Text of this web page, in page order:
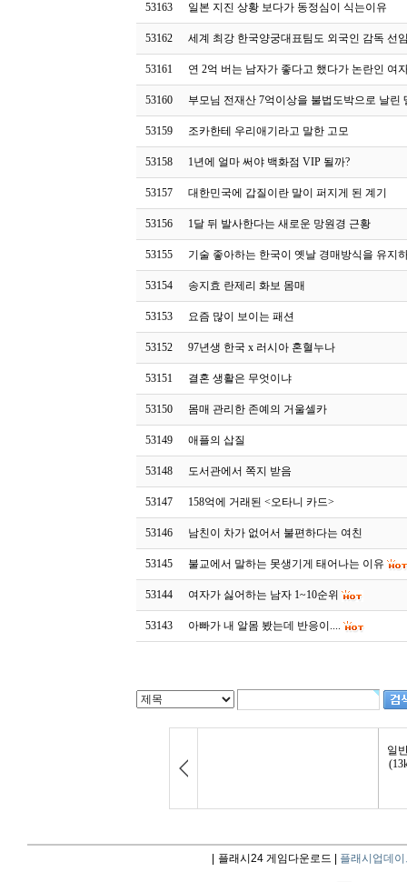
53163 일본 지진 상황 보다가 동정심이 식는이유
53162 세계 최강 한국양궁대표팀도 외국인 감독 선
53161 연 2억 버는 남자가 좋다고 했다가 논란인 여
53160 부모님 전재산 7억이상을 불법도박으로 날린
53159 조카한테 우리애기라고 말한 고모
53158 1년에 얼마 써야 백화점 VIP 될까?
53157 대한민국에 갑질이란 말이 퍼지게 된 계기
53156 1달 뒤 발사한다는 새로운 망원경 근황
53155 기술 좋아하는 한국이 옛날 경매방식을 유지
53154 송지효 란제리 화보 몸매
53153 요즘 많이 보이는 패션
53152 97년생 한국 x 러시아 혼혈누나
53151 결혼 생활은 무엇이냐
53150 몸매 관리한 존예의 거울셀카
53149 애플의 삽질
53148 도서관에서 쪽지 받음
53147 158억에 거래된 <오타니 카드>
53146 남친이 차가 없어서 불편하다는 여친
53145 불교에서 말하는 못생기게 태어나는 이유
53144 여자가 싫어하는 남자 1~10순위
53143 아빠가 내 알몸 봤는데 반응이....
플래시24 게임다운로드 | 플래시업데이